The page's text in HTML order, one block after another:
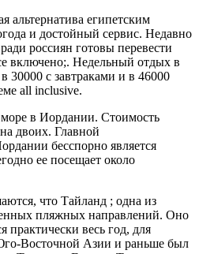
альтернатива египетским
и достойный сервис. Недавно
россиян готовы перевести
включено;. Недельный отдых в
30000 с завтраками и в 46000
all inclusive.
в Иордании. Стоимость
двоих. Главной
бесспорно является
ее посещает около
что Тайланд ; одна из
пляжных направлений. Оно
практически весь год, для
Восточной Азии и раньше был